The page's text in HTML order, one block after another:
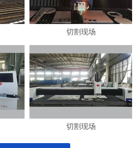
切割现场
切割现场